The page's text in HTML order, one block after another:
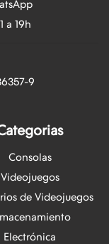
a 19h
9
Consolas
Videojuegos
de Videojuegos
Electrónica